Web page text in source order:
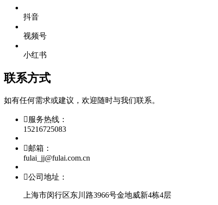
抖音
视频号
小红书
联系方式
如有任何需求或建议，欢迎随时与我们联系。
 服务热线：
15216725083
邮箱：
fulai_jj@fulai.com.cn
公司地址：
上海市闵行区东川路3966号金地威新4栋4层